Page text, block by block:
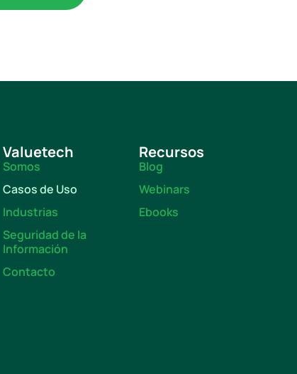
Valuetech
Somos
Casos de Uso
Industrias
Seguridad de la
Información
Contacto
Recursos
Blog
Webinars
Ebooks